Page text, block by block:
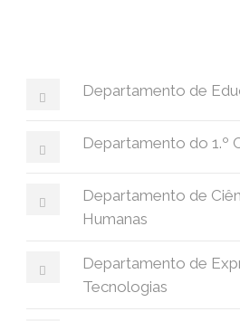
Departamento de
Departamento do 1.º
Departamento de
Humanas
Departamento de
Tecnologias